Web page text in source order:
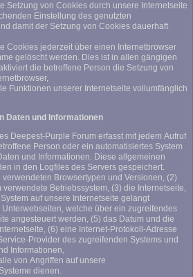
Setzung von Cookies durch unsere Internetseite
Einstellung des genutzten
damit der Setzung von Cookies dauerhaft
Cookies jederzeit über einen Internetbrowser
gelöscht werden. Dies ist in allen gängigen
die betroffene Person die Setzung von
Funktionen unserer Internetseite vollumfänglich
Daten und Informationen
Deepest-Purple Forum erfasst mit jedem Aufruf
Person oder ein automatisiertes System
und Informationen. Diese allgemeinen
in den Logfiles des Servers gespeichert.
Browsertypen und Versionen, (2)
Betriebssystem, (3) die Internetseite,
auf unsere Internetseite gelangt
welche über ein zugreifendes
angesteuert werden, (5) das Datum und die
(6) eine Internet-Protokoll-Adresse
Provider des zugreifenden Systems und
Informationen,
von Angriffen auf unsere
dienen.